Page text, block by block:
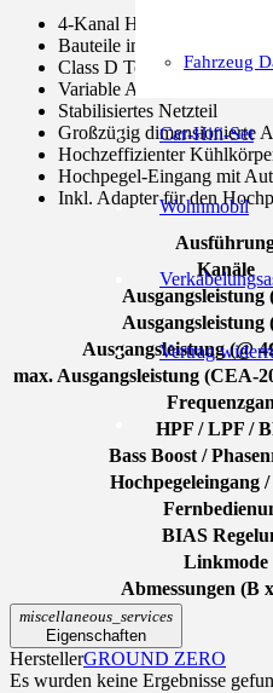
Fahrzeug
Car-Hifi-Set
Wohnmobil
Vertrag
4-Kanal
Bauteile in SMD-Technik
Class D Technologie
Variable Aktivweiche mit
Stabilisiertes Netzteil
Großzügig dimensionierte
Hochzeffizienter
Hochpegel-Eingang mit
Inkl. Adapter für den
Kanäle
Ausgangsleistung
Ausgangsleistung
Ausgangsleistung (@
max. Ausgangsleistung (CEA-
HPF / LPF /
Bass Boost /
Hochpegeleingang
BIAS
Linkmode
Abmessungen (B
miscellaneous_services
Eigenschaften
HerstellerGROUND ZERO
Es wurden keine Ergebnisse